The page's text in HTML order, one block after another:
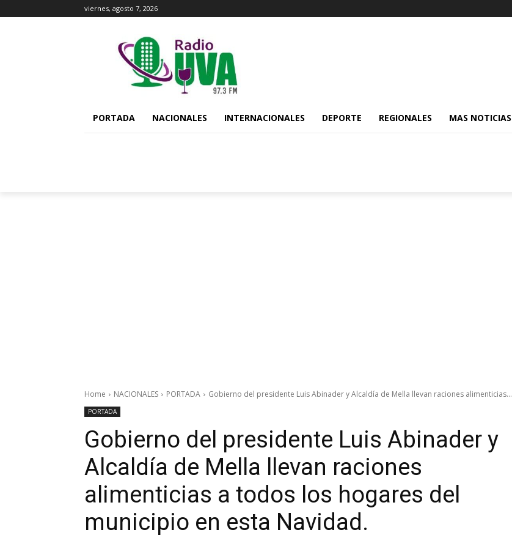
viernes, agosto 7, 2026
PORTADA NACIONALES INTERNACIONALES DEPORTE REGIONALES MAS NOTICIAS
Home NACIONALES PORTADA Gobierno del presidente Luis Abinader y Alcaldía de Mella llevan raciones alimenticias...
PORTADA
Gobierno del presidente Luis Abinader y
Alcaldía de Mella llevan raciones
alimenticias a todos los hogares del
municipio en esta Navidad.